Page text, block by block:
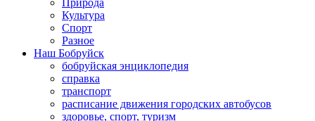
Природа
Культура
Спорт
Разное
Наш Бобруйск
бобруйская энциклопедия
справка
транспорт
расписание движения городских автобусов
здоровье, спорт, туризм